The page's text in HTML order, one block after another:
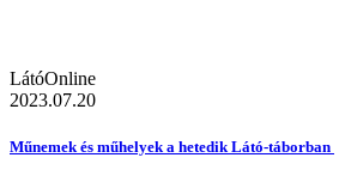
LátóOnline
2023.07.20
Műnemek és műhelyek a hetedik Látó-táborban